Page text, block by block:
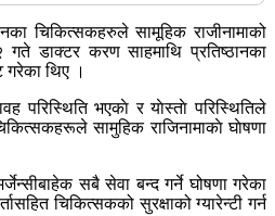
चिकित्सकहरुले सामूहिक राजीनामाको
डाक्टर करण साहमाथि प्रतिष्ठानका
गरेका थिए ।
परिस्थिति भएकाे र याेस्ताे परिस्थितिले
सामुहिक राजिनामाकाे घाेषणा
सबै सेवा बन्द गर्ने घोषणा गरेका
चिकित्सकको सुरक्षाको ग्यारेन्टी गर्न